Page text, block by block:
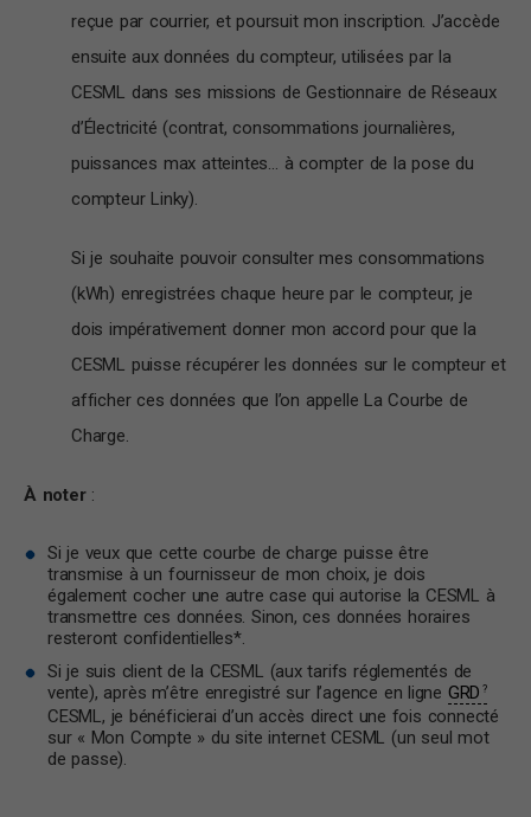
reçue par courrier, et poursuit mon inscription. J’accède
ensuite aux données du compteur, utilisées par la
CESML dans ses missions de Gestionnaire de Réseaux
d’Électricité (contrat, consommations journalières,
puissances max atteintes… à compter de la pose du
compteur Linky).
Si je souhaite pouvoir consulter mes consommations
(kWh) enregistrées chaque heure par le compteur, je
dois impérativement donner mon accord pour que la
CESML puisse récupérer les données sur le compteur et
afficher ces données que l’on appelle La Courbe de
Charge.
À noter:
Si je veux que cette courbe de charge puisse être
transmise à un fournisseur de mon choix, je dois
également cocher une autre case qui autorise la CESML à
transmettre ces données. Sinon, ces données horaires
resteront confidentielles*.
Si je suis client de la CESML (aux tarifs réglementés de
vente), après m’être enregistré sur l’agence en ligne GRD
CESML, je bénéficierai d’un accès direct une fois connecté
sur « Mon Compte » du site internet CESML (un seul mot
de passe).